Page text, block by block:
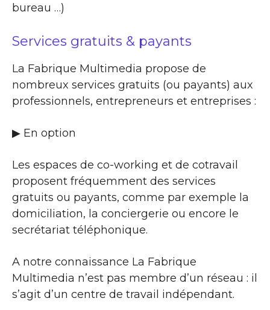
bureau …)
Services gratuits & payants
La Fabrique Multimedia propose de
nombreux services gratuits (ou payants) aux
professionnels, entrepreneurs et entreprises :
▶​ En option
Les espaces de co-working et de cotravail
proposent fréquemment des services
gratuits ou payants, comme par exemple la
domiciliation, la conciergerie ou encore le
secrétariat téléphonique.
A notre connaissance La Fabrique
Multimedia n’est pas membre d’un réseau : il
s’agit d’un centre de travail indépendant.